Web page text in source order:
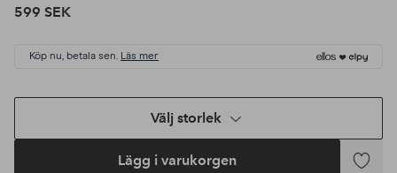
599 SEK
Köp nu, betala sen. Läs mer
Välj storlek
Lägg i varukorgen